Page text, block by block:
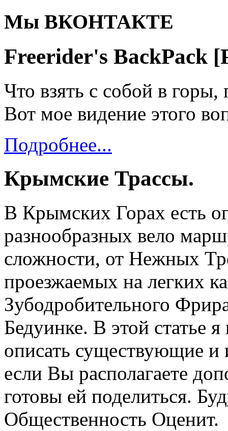
Мы ВКОНТАКТЕ
Freerider's BackPack
Что взять с собой в
Вот мое видение этого
Подробнее...
Крымские Трассы.
В Крымских Горах есть
разнообразных вело
сложности, от Нежных
проезжаемых на легких
Зубодробительного
Бедуинке. В этой статье
описать существующие
если Вы располагаете
готовы ей поделиться.
Общественность Оценит.